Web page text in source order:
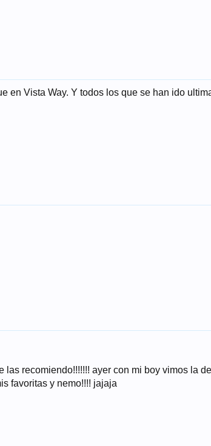
en Vista Way. Y todos los que se han ido
recomiendo!!!!!!! ayer con mi boy vimos la
favoritas y nemo!!!! jajaja